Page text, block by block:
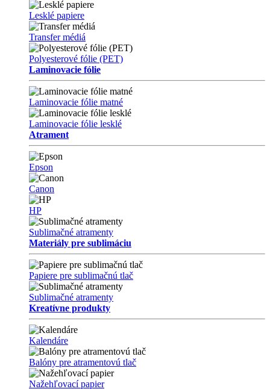
Lesklé papiere
Transfer médiá
Polyesterové fólie (PET)
Laminovacie fólie
Laminovacie fólie matné
Laminovacie fólie lesklé
Atrament
Epson
Canon
HP
Sublimačné atramenty
Materiály pre sublimáciu
Papiere pre sublimačnú tlač
Sublimačné atramenty
Kreatívne produkty
Kalendáre
Balóny pre atramentovú tlač
Nažehľovací papier